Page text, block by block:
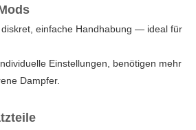
einfache Handhabung — ideal für
Einstellungen, benötigen mehr
Dampfer.